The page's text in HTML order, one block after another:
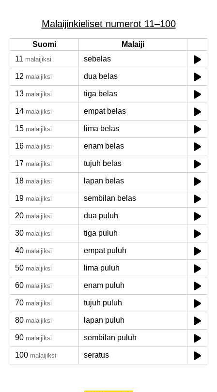
Malaijinkieliset numerot 11–100
Suomi
Malaiji
11 malaijiksi sebelas
12 malaijiksi dua belas
13 malaijiksi tiga belas
14 malaijiksi empat belas
15 malaijiksi lima belas
16 malaijiksi enam belas
17 malaijiksi tujuh belas
18 malaijiksi lapan belas
19 malaijiksi sembilan belas
20 malaijiksi dua puluh
30 malaijiksi tiga puluh
40 malaijiksi empat puluh
50 malaijiksi lima puluh
60 malaijiksi enam puluh
70 malaijiksi tujuh puluh
80 malaijiksi lapan puluh
90 malaijiksi sembilan puluh
100 malaijiksi seratus